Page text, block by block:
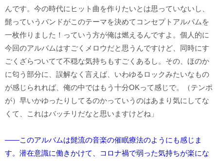
んです。今の時代にヒット曲を作りたいとは思っていないし、
髭っていうバンドがこのテーマを決めてコンセプトアルバムを
一枚作りました！っていう方が俺は燃えるんですよ。個人的に
今回のアルバムはすごくメロウだと思うんですけど、同時にす
ごくざらついてて不穏な気持ちもすごくあるし。その、ほのか
に匂う部分に、誤解なく言えば、いわゆるロックみたいなもの
が感じられれば、俺の中ではもう十分OKって感じで。（テンポ
が）早いかゆったりしてるのかっていうのはあまり気にしてな
くて、これはバッチリだなと思いますけどね」
――このアルバムは髭流の音楽の催眠療法のようにも感じま
す。潜在意識に働きかけて、コロナ禍で弱った気持ちが楽にな